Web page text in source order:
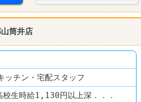
筒井店
ッチン・宅配スタッフ
生時給1,130円以上深．．．